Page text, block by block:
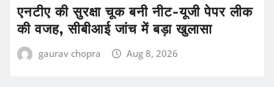
एनटीए की सुरक्षा चूक बनी नीट-यूजी पेपर लीक
की वजह, सीबीआई जांच में बड़ा खुलासा
gaurav chopra Aug 8, 2026